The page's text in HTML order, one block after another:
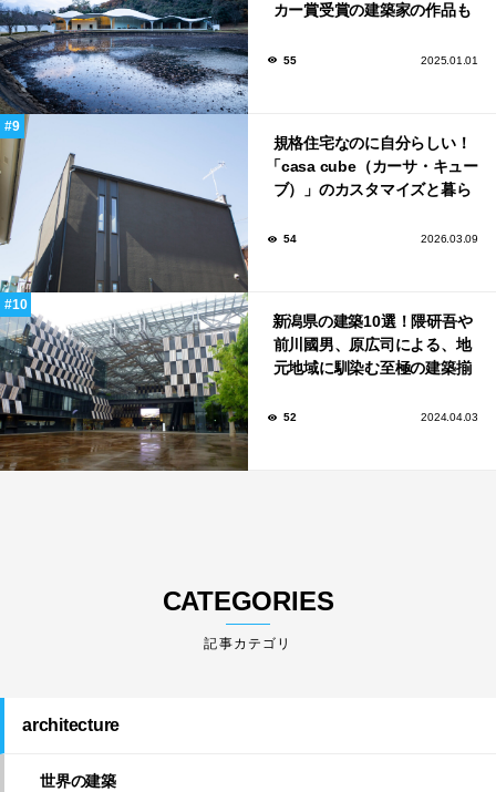
カー賞受賞の建築家の作品も
55 2025.01.01
規格住宅なのに自分らしい！
「casa cube（カーサ・キュー
ブ）」のカスタマイズと暮ら
54 2026.03.09
新潟県の建築10選！隈研吾や
前川國男、原広司による、地
元地域に馴染む至極の建築揃
52 2024.04.03
CATEGORIES
architecture
世界の建築